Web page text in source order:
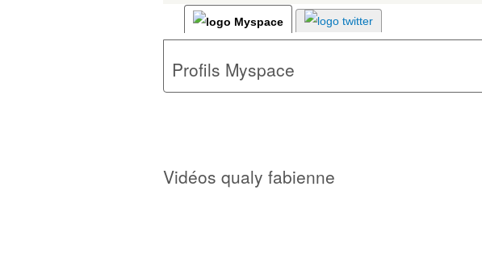
Profils Myspace
Vidéos qualy fabienne